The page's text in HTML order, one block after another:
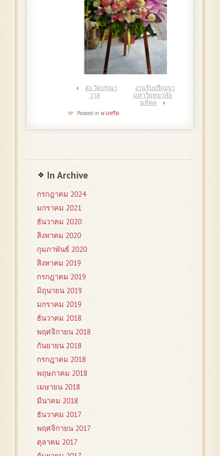
‹
ส่ง วัดปุรณา
วาส
งานรับปริญญา
มหาวิยทยาลัย
มหิดล
›
Posted in พวงหรีด
In Archive
กรกฎาคม 2024
มกราคม 2021
ธันวาคม 2020
สิงหาคม 2020
กุมภาพันธ์ 2020
สิงหาคม 2019
กรกฎาคม 2019
มิถุนายน 2019
มกราคม 2019
ธันวาคม 2018
พฤศจิกายน 2018
กันยายน 2018
กรกฎาคม 2018
พฤษภาคม 2018
เมษายน 2018
มีนาคม 2018
ธันวาคม 2017
พฤศจิกายน 2017
ตุลาคม 2017